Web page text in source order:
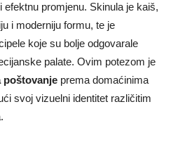
efektnu promjenu. Skinula je kaiš,
i moderniju formu, te je
koje su bolje odgovarale
palate. Ovim potezom je
poštovanje prema domaćinima
svoj vizuelni identitet različitim